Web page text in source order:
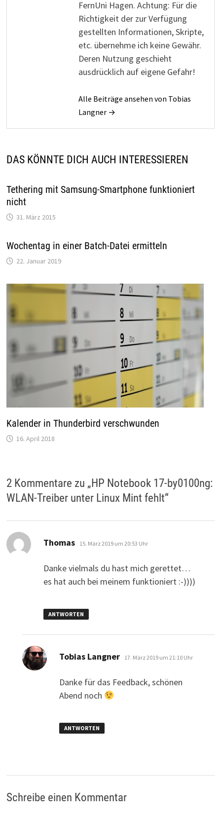
FernUni Hagen. Achtung: Für die
Richtigkeit der zur Verfügung
gestellten Informationen, Skripte,
etc. übernehme ich keine Gewähr.
Deren Nutzung geschieht
ausdrücklich auf eigene Gefahr!
Alle Beiträge ansehen von Tobias
Langner →
DAS KÖNNTE DICH AUCH INTERESSIEREN
Tethering mit Samsung-Smartphone funktioniert
nicht
31. März 2015
Wochentag in einer Batch-Datei ermitteln
22. Januar 2019
Kalender in Thunderbird verschwunden
16. April 2018
2 Kommentare zu „HP Notebook 17-by0100ng:
WLAN-Treiber unter Linux Mint fehlt“
Thomas sagt:
15. März 2019 um 20:53 Uhr
Danke vielmals du hast mich gerettet…
es hat auch bei meinem funktioniert :-))))
ANTWORTEN
Tobias Langner sagt:
17. März 2019 um 21:10 Uhr
Danke für das Feedback, schönen
Abend noch
ANTWORTEN
Schreibe einen Kommentar